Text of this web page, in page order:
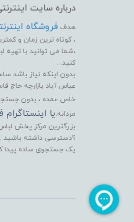
درباره سایت
هدف فروشگاه
، کوتاه ترین زمان و
،شما می توانید با
کنید. .
بدون اینکه نیاز باشد
عباس آباد بازارچه حاج
خاص عمده ، بدون جستجو
مردانه.یا
بزرگترین مرکز پخش لباس
؟دسترسی داشته باشید
یک جستجوی ساده پیدا